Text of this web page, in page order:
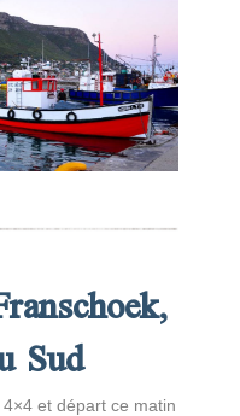
Sud
et départ ce matin